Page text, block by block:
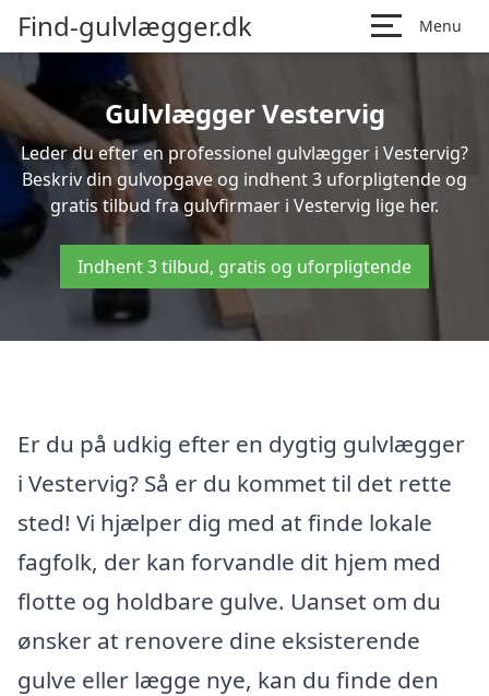
Find-gulvlægger.dk Menu
Gulvlægger Vestervig
Leder du efter en professionel gulvlægger i Vestervig?
Beskriv din gulvopgave og indhent 3 uforpligtende og
gratis tilbud fra gulvfirmaer i Vestervig lige her.
Indhent 3 tilbud, gratis og uforpligtende
Er du på udkig efter en dygtig gulvlægger
i Vestervig? Så er du kommet til det rette
sted! Vi hjælper dig med at finde lokale
fagfolk, der kan forvandle dit hjem med
flotte og holdbare gulve. Uanset om du
ønsker at renovere dine eksisterende
gulve eller lægge nye, kan du finde den